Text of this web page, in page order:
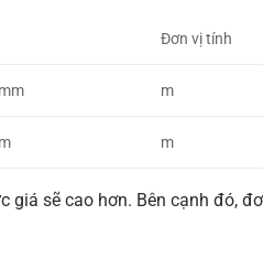
Đơn vị tính
m
m
sẽ cao hơn. Bên cạnh đó,